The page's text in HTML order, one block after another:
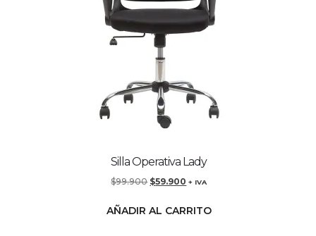
Silla Operativa Lady
$99.900 $59.900 + IVA
AÑADIR AL CARRITO